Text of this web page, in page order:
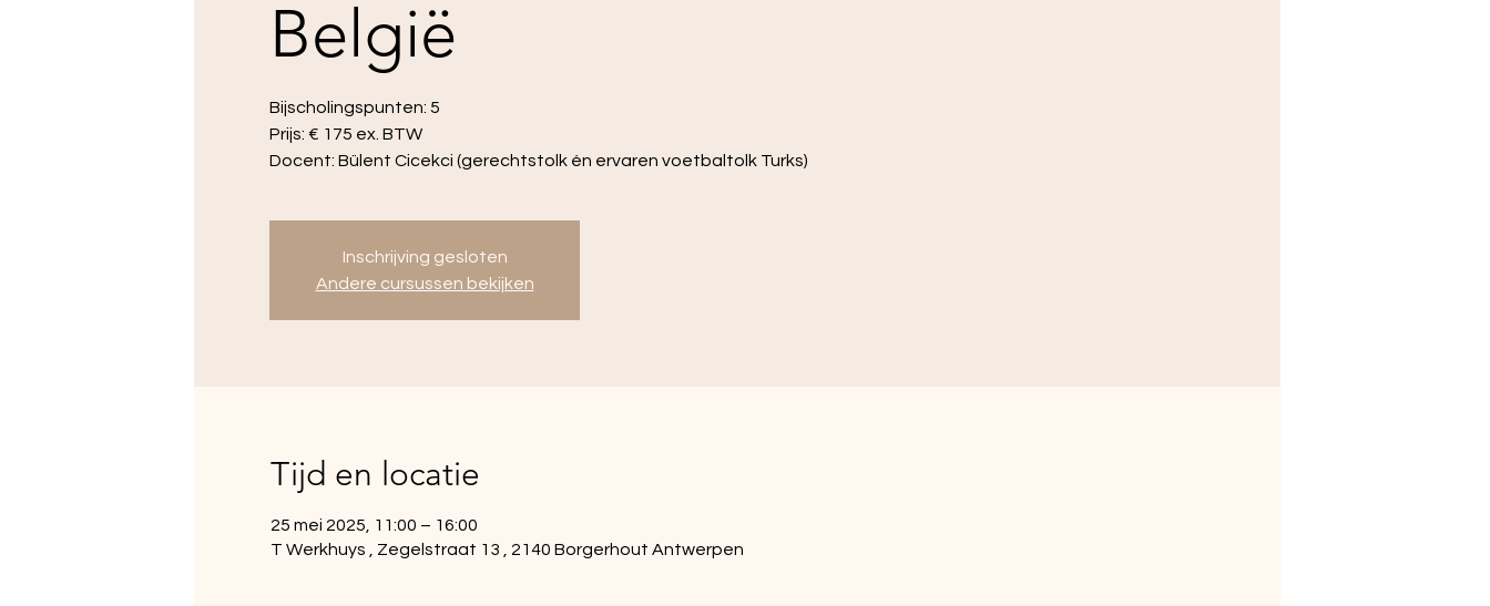
België
Bijscholingspunten: 5
Prijs: € 175 ex. BTW
Docent: Bülent Cicekci (gerechtstolk én ervaren voetbaltolk Turks)
Inschrijving gesloten
Andere cursussen bekijken
Tijd en locatie
25 mei 2025, 11:00 – 16:00
T Werkhuys , Zegelstraat 13 , 2140 Borgerhout Antwerpen